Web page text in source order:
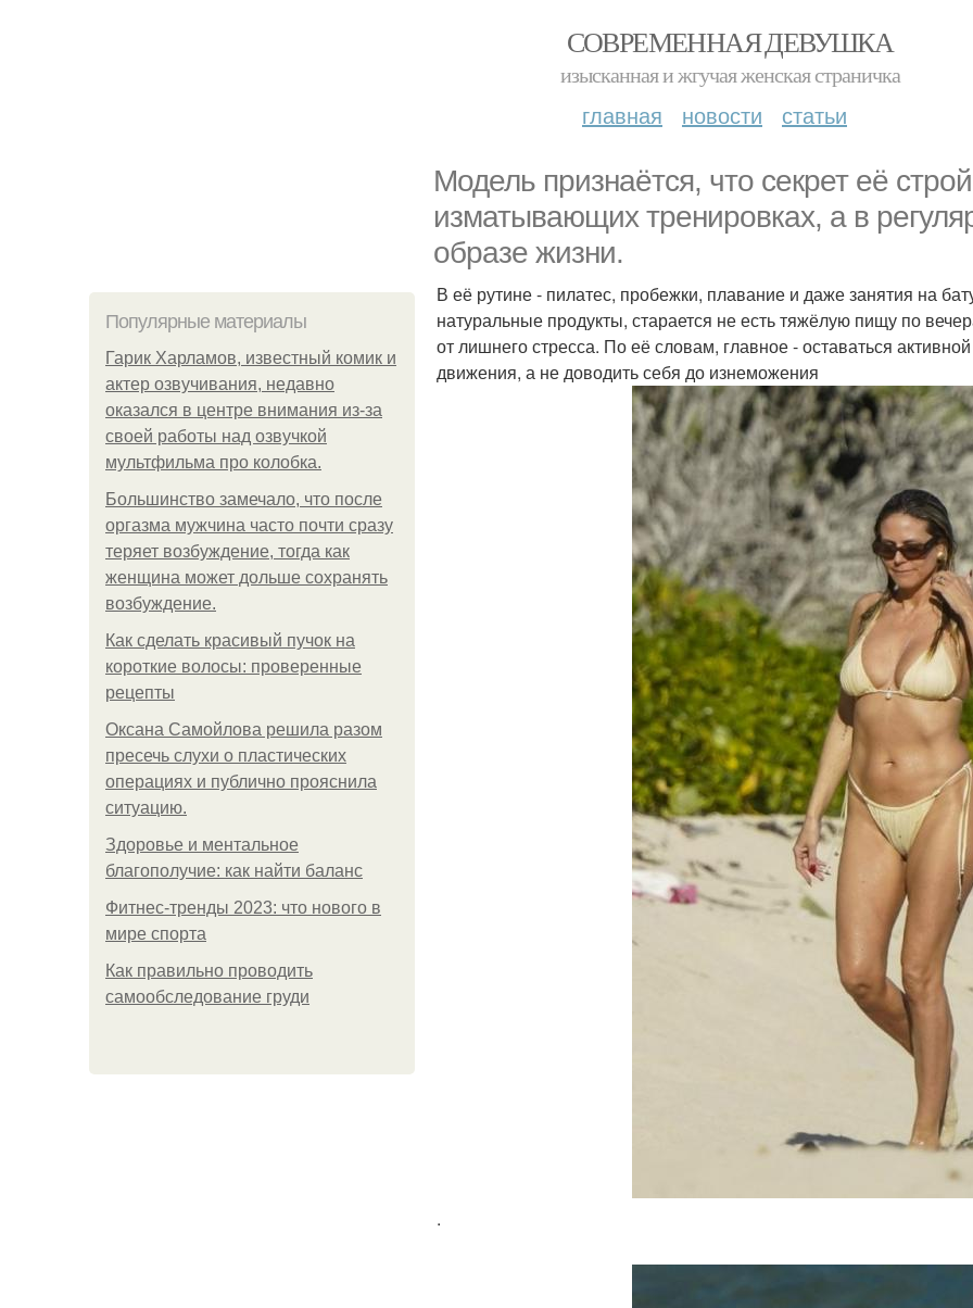
СОВРЕМЕННАЯ ДЕВУШКА
изысканная и жгучая женская страничка
главная новости статьи
Модель признаётся, что секрет её
изматывающих тренировках, а в
образе жизни.
Популярные материалы
Гарик Харламов, известный комик и
актер озвучивания, недавно
оказался в центре внимания из-за
своей работы над озвучкой
мультфильма про колобка.
Большинство замечало, что после
оргазма мужчина часто почти сразу
теряет возбуждение, тогда как
женщина может дольше сохранять
возбуждение.
Как сделать красивый пучок на
короткие волосы: проверенные
рецепты
Оксана Самойлова решила разом
пресечь слухи о пластических
операциях и публично прояснила
ситуацию.
Здоровье и ментальное
благополучие: как найти баланс
Фитнес-тренды 2023: что нового в
мире спорта
Как правильно проводить
самообследование груди
В её рутине - пилатес, пробежки, плавание и даже занятия на
натуральные продукты, старается не есть тяжёлую пищу по
от лишнего стресса. По её словам, главное - оставаться
движения, а не доводить себя до изнеможения
.